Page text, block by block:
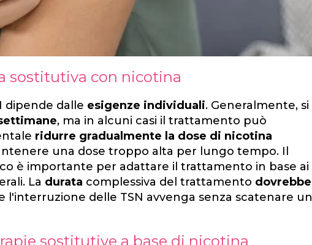
sostitutiva con nicotina
dipende dalle esigenze individuali. Generalmente, si
, ma in alcuni casi il trattamento può
ridurre gradualmente la dose di nicotina
una dose troppo alta per lungo tempo. Il
è importante per adattare il trattamento in base ai
La durata complessiva del trattamento dovrebbe
l'interruzione delle TSN avvenga senza scatenare un
sostitutive a base di nicotina